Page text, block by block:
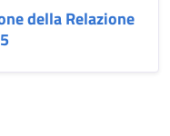
della Relazione